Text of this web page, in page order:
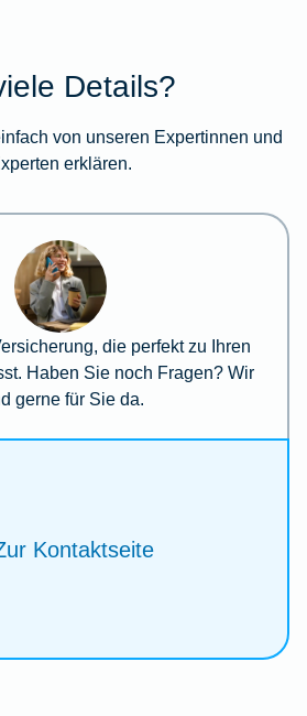
Details?
von unseren Expertinnen und
erklären.
die perfekt zu Ihren
Haben Sie noch Fragen? Wir
gerne für Sie da.
Kontaktseite